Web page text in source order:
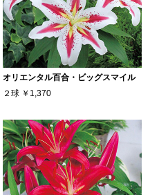
オリエンタル百合・ビッグスマイル
２球 ￥1,370